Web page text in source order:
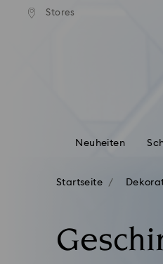
Liste Tastaturkürzel
Stores
Standardversand ab 99 EUR
Neuheiten
Startseite